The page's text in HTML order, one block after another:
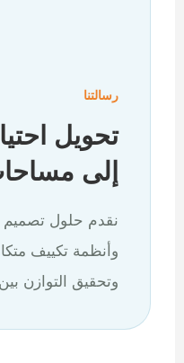
رسالتنا
تحويل
إلى
نقدم حلول تصميم
وأنظمة تكييف
وتحقيق التوازن